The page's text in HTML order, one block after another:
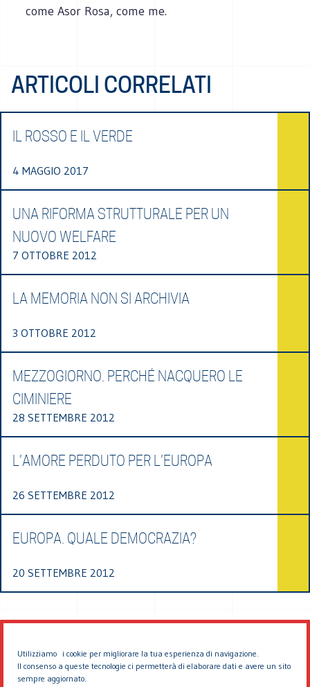
Utilizziamo i cookie per migliorare la tua esperienza di navigazione.
Il consenso a queste tecnologie ci permetterà di elaborare dati e avere un sito
sempre aggiornato.
come Asor Rosa, come me.
ARTICOLI CORRELATI
IL ROSSO E IL VERDE
4 MAGGIO 2017
UNA RIFORMA STRUTTURALE PER UN
NUOVO WELFARE
7 OTTOBRE 2012
LA MEMORIA NON SI ARCHIVIA
3 OTTOBRE 2012
MEZZOGIORNO. PERCHÉ NACQUERO LE
CIMINIERE
28 SETTEMBRE 2012
L’AMORE PERDUTO PER L’EUROPA
26 SETTEMBRE 2012
EUROPA. QUALE DEMOCRAZIA?
20 SETTEMBRE 2012